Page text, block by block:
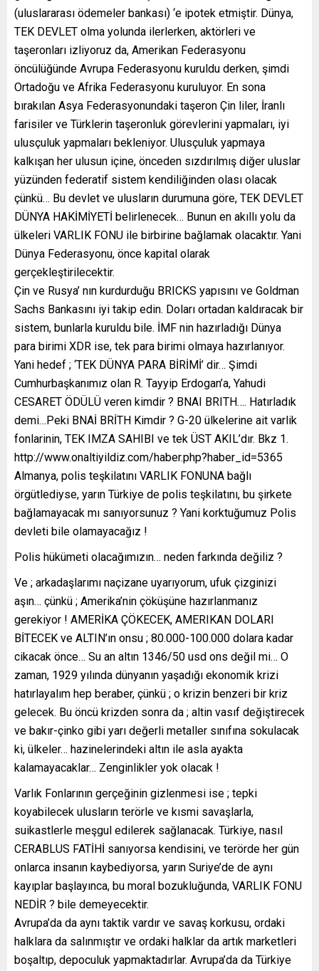
(uluslararası ödemeler bankası) ‘e ipotek etmiştir. Dünya,
TEK DEVLET olma yolunda ilerlerken, aktörleri ve
taşeronları izliyoruz da, Amerikan Federasyonu
öncülüğünde Avrupa Federasyonu kuruldu derken, şimdi
Ortadoğu ve Afrika Federasyonu kuruluyor. En sona
bırakılan Asya Federasyonundaki taşeron Çin liler, İranlı
farisiler ve Türklerin taşeronluk görevlerini yapmaları, iyi
ulusçuluk yapmaları bekleniyor. Ulusçuluk yapmaya
kalkışan her ulusun içine, önceden sızdırılmış diğer uluslar
yüzünden federatif sistem kendiliğinden olası olacak
çünkü… Bu devlet ve ulusların durumuna göre, TEK DEVLET
DÜNYA HAKİMİYETİ belirlenecek… Bunun en akıllı yolu da
ülkeleri VARLIK FONU ile birbirine bağlamak olacaktır. Yani
Dünya Federasyonu, önce kapital olarak
gerçekleştirilecektir.
Çin ve Rusya’ nın kurdurduğu BRICKS yapısını ve Goldman
Sachs Bankasını iyi takip edin. Doları ortadan kaldıracak bir
sistem, bunlarla kuruldu bile. İMF nin hazırladığı Dünya
para birimi XDR ise, tek para birimi olmaya hazırlanıyor.
Yani hedef ; ‘TEK DÜNYA PARA BİRİMİ’ dir… Şimdi
Cumhurbaşkanımız olan R. Tayyip Erdogan’a, Yahudi
CESARET ÖDÜLÜ veren kimdir ? BNAI BRITH…. Hatırladık
demi…Peki BNAİ BRİTH Kimdir ? G-20 ülkelerine ait varlik
fonlarinin, TEK IMZA SAHIBI ve tek ÜST AKIL’dır. Bkz 1.
http://www.onaltiyildiz.com/haber.php?haber_id=5365
Almanya, polis teşkilatını VARLIK FONUNA bağlı
örgütlediyse, yarın Türkiye de polis teşkilatını, bu şirkete
bağlamayacak mı sanıyorsunuz ? Yani korktuğumuz Polis
devleti bile olamayacağız !
Polis hükümeti olacağımızın… neden farkında değiliz ?
Ve ; arkadaşlarımı naçizane uyarıyorum, ufuk çizginizi
aşın… çünkü ; Amerika’nin çöküşüne hazırlanmanız
gerekiyor ! AMERİKA ÇÖKECEK, AMERIKAN DOLARI
BİTECEK ve ALTIN’ın onsu ; 80.000-100.000 dolara kadar
cikacak önce… Su an altın 1346/50 usd ons değil mi… O
zaman, 1929 yılında dünyanın yaşadığı ekonomik krizi
hatırlayalım hep beraber, çünkü ; o krizin benzeri bir kriz
gelecek. Bu öncü krizden sonra da ; altin vasıf değiştirecek
ve bakır-çinko gibi yarı değerli metaller sınıfına sokulacak
ki, ülkeler… hazinelerindeki altın ile asla ayakta
kalamayacaklar… Zenginlikler yok olacak !
Varlık Fonlarının gerçeğinin gizlenmesi ise ; tepki
koyabilecek ulusların terörle ve kısmi savaşlarla,
suikastlerle meşgul edilerek sağlanacak. Türkiye, nasıl
CERABLUS FATİHİ sanıyorsa kendisini, ve terörde her gün
onlarca insanın kaybediyorsa, yarın Suriye’de de aynı
kayıplar başlayınca, bu moral bozukluğunda, VARLIK FONU
NEDİR ? bile demeyecektir.
Avrupa’da da aynı taktik vardır ve savaş korkusu, ordaki
halklara da salınmıştır ve ordaki halklar da artık marketleri
boşaltıp, depoculuk yapmaktadırlar. Avrupa’da da Türkiye